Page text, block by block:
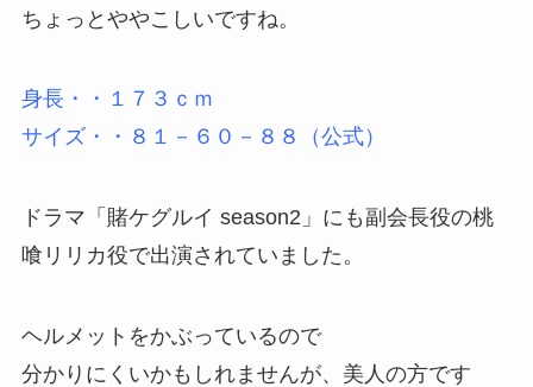
ちょっとややこしいですね。
身長・・１７３ｃｍ
サイズ・・８１－６０－８８（公式）
ドラマ「賭ケグルイ season2」にも副会長役の桃
喰リリカ役で出演されていました。
ヘルメットをかぶっているので
分かりにくいかもしれませんが、美人の方です